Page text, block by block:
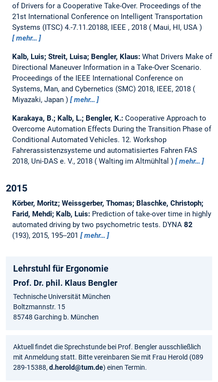
of Drivers for a Cooperative Take-Over. Proceedings of the
21st International Conference on Intelligent Transportation
Systems (ITSC) 4.-7.11.20188, IEEE , 2018
Maui, HI, USA
mehr…
Kalb, Luis; Streit, Luisa; Bengler, Klaus: What Drivers Make of
Directional Maneuver Information in a Take-Over Scenario.
Proceedings of the IEEE International Conference on
Systems, Man, and Cybernetics (SMC) 2018, IEEE, 2018
Miyazaki, Japan
mehr…
Karakaya, B.; Kalb, L.; Bengler, K.: Cooperative Approach to
Overcome Automation Effects During the Transition Phase of
Conditional Automated Vehicles. 12. Workshop
Fahrerassistenzsysteme und automatisiertes Fahren FAS
2018, Uni-DAS e. V., 2018
Walting im Altmühltal mehr…
2015
Körber, Moritz; Weissgerber, Thomas; Blaschke, Christoph;
Farid, Mehdi; Kalb, Luis: Prediction of take-over time in highly
automated driving by two psychometric tests. DYNA 82
(193), 2015, 195--201
mehr…
Lehrstuhl für Ergonomie
Prof. Dr. phil. Klaus Bengler
Technische Universität München
Boltzmannstr. 15
85748 Garching b. München
Aktuell findet die Sprechstunde bei Prof. Bengler ausschließlich
mit Anmeldung statt. Bitte vereinbaren Sie mit Frau Herold (089
289-15388, d.herold@tum.de) einen Termin.